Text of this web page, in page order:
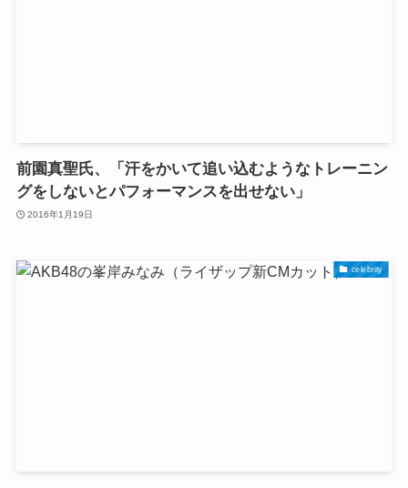
前園真聖氏、「汗をかいて追い込むようなトレーニン
グをしないとパフォーマンスを出せない」
2016年1月19日
celebrity